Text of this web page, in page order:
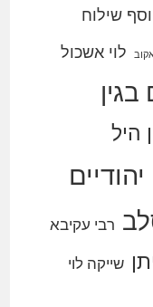
שילוח
לוי אשכול
היל
רבי עקיבא
שייקה לוי